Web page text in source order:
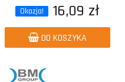
Okazja! 16,09 zł
DO KOSZYKA